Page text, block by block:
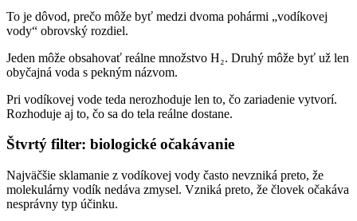
To je dôvod, prečo môže byť medzi dvoma pohármi „vodíkovej
vody“ obrovský rozdiel.
Jeden môže obsahovať reálne množstvo H₂. Druhý môže byť už len
obyčajná voda s pekným názvom.
Pri vodíkovej vode teda nerozhoduje len to, čo zariadenie vytvorí.
Rozhoduje aj to, čo sa do tela reálne dostane.
Štvrtý filter: biologické očakávanie
Najväčšie sklamanie z vodíkovej vody často nevzniká preto, že
molekulárny vodík nedáva zmysel. Vzniká preto, že človek očakáva
nesprávny typ účinku.